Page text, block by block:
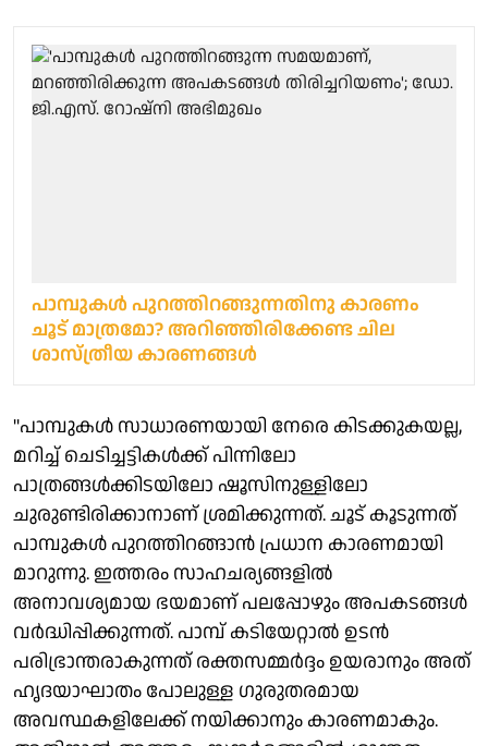
പാമ്പുകൾ പുറത്തിറങ്ങുന്നതിനു കാരണം
ചൂട് മാത്രമോ? അറിഞ്ഞിരിക്കേണ്ട ചില
ശാസ്ത്രീയ കാരണങ്ങൾ
''പാമ്പുകൾ സാധാരണയായി നേരെ കിടക്കുകയല്ല,
മറിച്ച് ചെടിച്ചട്ടികൾക്ക് പിന്നിലോ
പാത്രങ്ങൾക്കിടയിലോ ഷൂസിനുള്ളിലോ
ചുരുണ്ടിരിക്കാനാണ് ശ്രമിക്കുന്നത്. ചൂട് കൂടുന്നത്
പാമ്പുകൾ പുറത്തിറങ്ങാൻ പ്രധാന കാരണമായി
മാറുന്നു. ഇത്തരം സാഹചര്യങ്ങളിൽ
അനാവശ്യമായ ഭയമാണ് പലപ്പോഴും അപകടങ്ങൾ
വർദ്ധിപ്പിക്കുന്നത്. പാമ്പ് കടിയേറ്റാൽ ഉടൻ
പരിഭ്രാന്തരാകുന്നത് രക്തസമ്മർദ്ദം ഉയരാനും അത്
ഹൃദയാഘാതം പോലുള്ള ഗുരുതരമായ
അവസ്ഥകളിലേക്ക് നയിക്കാനും കാരണമാകും.